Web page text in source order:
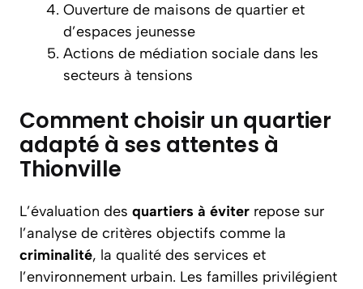
Ouverture de maisons de quartier et
d’espaces jeunesse
Actions de médiation sociale dans les
secteurs à tensions
Comment choisir un quartier
adapté à ses attentes à
Thionville
L’évaluation des quartiers à éviter repose sur
l’analyse de critères objectifs comme la
criminalité, la qualité des services et
l’environnement urbain. Les familles privilégient